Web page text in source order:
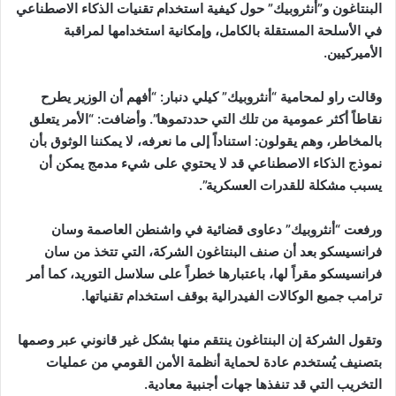
البنتاغون و”أنثروبيك” حول كيفية استخدام تقنيات الذكاء الاصطناعي
في الأسلحة المستقلة بالكامل، وإمكانية استخدامها لمراقبة
الأميركيين.
وقالت راو لمحامية “أنثروبيك” كيلي دنبار: “أفهم أن الوزير يطرح
نقاطاً أكثر عمومية من تلك التي حددتموها”. وأضافت: “الأمر يتعلق
بالمخاطر، وهم يقولون: استناداً إلى ما نعرفه، لا يمكننا الوثوق بأن
نموذج الذكاء الاصطناعي قد لا يحتوي على شيء مدمج يمكن أن
يسبب مشكلة للقدرات العسكرية”.
ورفعت “أنثروبيك” دعاوى قضائية في واشنطن العاصمة وسان
فرانسيسكو بعد أن صنف البنتاغون الشركة، التي تتخذ من سان
فرانسيسكو مقراً لها، باعتبارها خطراً على سلاسل التوريد، كما أمر
ترامب جميع الوكالات الفيدرالية بوقف استخدام تقنياتها.
وتقول الشركة إن البنتاغون ينتقم منها بشكل غير قانوني عبر وصمها
بتصنيف يُستخدم عادة لحماية أنظمة الأمن القومي من عمليات
التخريب التي قد تنفذها جهات أجنبية معادية.